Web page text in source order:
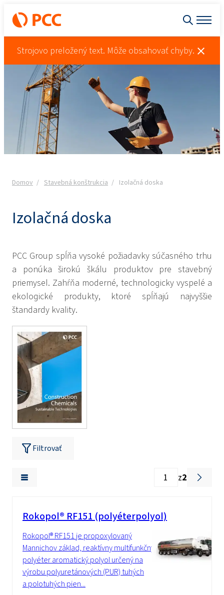
Strojovo preložený text. Môže obsahovať chyby.
Domov Stavebná konštrukcia Izolačná doska
Izolačná doska
PCC Group spĺňa vysoké požiadavky súčasného trhu
a ponúka širokú škálu produktov pre stavebný
priemysel. Zahŕňa moderné, technologicky vyspelé a
ekologické produkty, ktoré spĺňajú najvyššie
štandardy kvality.
Filtrovať
z2
Rokopol® RF151 (polyéterpolyol)
Rokopol® RF151 je propoxylovaný
Mannichov základ, reaktívny multifunkčný
polyéter aromatický polyol určený na
výrobu polyuretánových (PUR) tuhých
a polotuhých pien...